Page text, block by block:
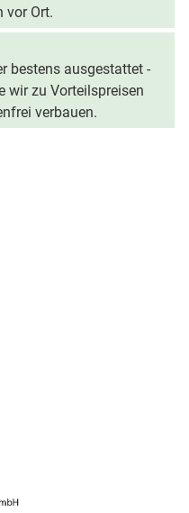
vor Ort.
bestens ausgestattet -
wir zu Vorteilspreisen
verbauen.